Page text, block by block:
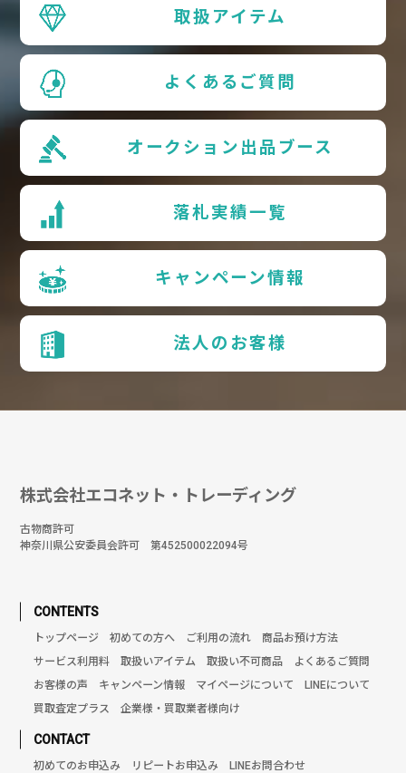
取扱アイテム
よくあるご質問
オークション出品ブース
落札実績一覧
キャンペーン情報
法人のお客様
株式会社エコネット・トレーディング
古物商許可
神奈川県公安委員会許可 第452500022094号
CONTENTS
トップページ 初めての方へ ご利用の流れ
商品お預け方法
サービス利用料
取扱いアイテム 取扱い不可商品
よくあるご質問
お客様の声
キャンペーン情報 マイページについて
LINEについて
買取査定プラス
企業様・買取業者様向け
CONTACT
初めてのお申込み リピートお申込み
LINEお問合わせ